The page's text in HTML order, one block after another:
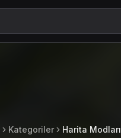
Kategoriler Harita Modları